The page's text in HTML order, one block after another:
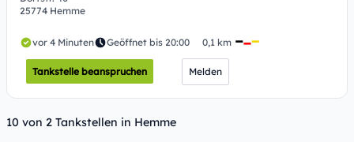
25774 Hemme
vor 4 Minuten Geöffnet bis 20:00 0,1 km
Tankstelle beanspruchen Melden
10 von 2 Tankstellen in Hemme